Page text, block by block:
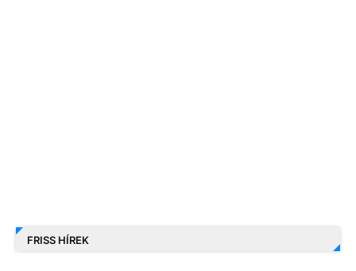
FRISS HÍREK